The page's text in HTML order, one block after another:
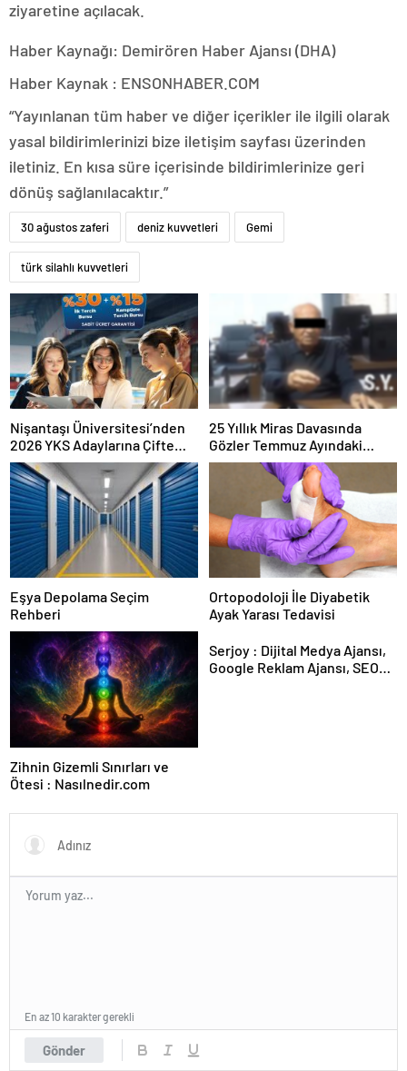
ziyaretine açılacak.
Haber Kaynağı: Demirören Haber Ajansı (DHA)
Haber Kaynak : ENSONHABER.COM
“Yayınlanan tüm haber ve diğer içerikler ile ilgili olarak
yasal bildirimlerinizi bize iletişim sayfası üzerinden
iletiniz. En kısa süre içerisinde bildirimlerinize geri
dönüş sağlanılacaktır.”
30 ağustos zaferi deniz kuvvetleri Gemi
türk silahlı kuvvetleri
Nişantaşı Üniversitesi’nden
2026 YKS Adaylarına Çifte
Güvence: Sabit Ücret ve
Kesintisiz Burs
25 Yıllık Miras Davasında
Gözler Temmuz Ayındaki
Karar Duruşmasına Çevrildi
Eşya Depolama Seçim
Rehberi
Ortopodoloji İle Diyabetik
Ayak Yarası Tedavisi
Zihnin Gizemli Sınırları ve
Ötesi : Nasılnedir.com
Serjoy : Dijital Medya Ajansı,
Google Reklam Ajansı, SEO
Gönder
En az 10 karakter gerekli